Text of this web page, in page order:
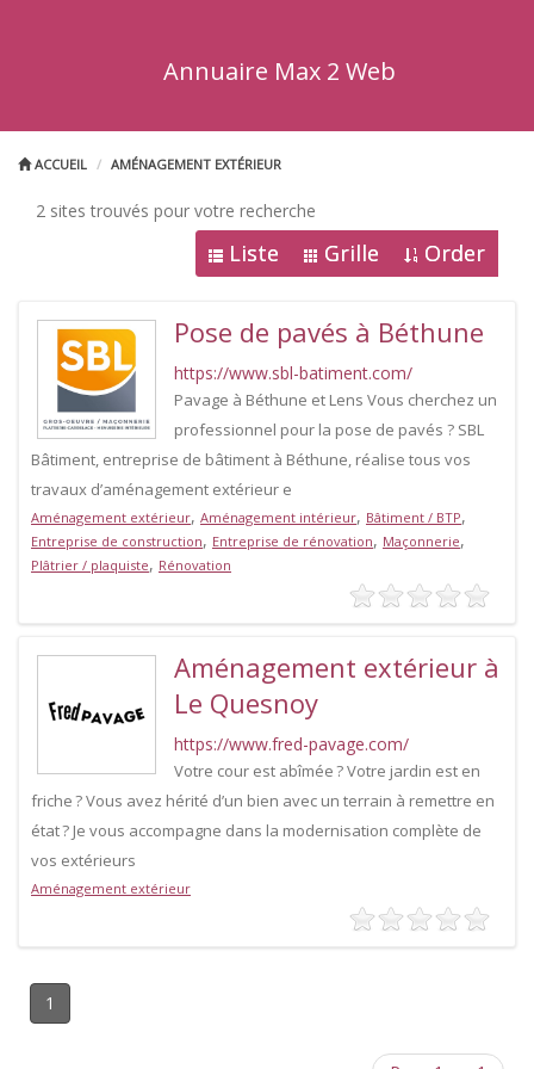
Annuaire Max 2 Web
ACCUEIL AMÉNAGEMENT EXTÉRIEUR
2 sites trouvés pour votre recherche
Liste Grille Order
Pose de pavés à Béthune
https://www.sbl-batiment.com/
Pavage à Béthune et Lens Vous cherchez un
professionnel pour la pose de pavés ? SBL
Bâtiment, entreprise de bâtiment à Béthune, réalise tous vos
travaux d’aménagement extérieur e
Aménagement extérieur, Aménagement intérieur, Bâtiment / BTP,
Entreprise de construction, Entreprise de rénovation, Maçonnerie,
Plâtrier / plaquiste, Rénovation
Aménagement extérieur à
Le Quesnoy
https://www.fred-pavage.com/
Votre cour est abîmée ? Votre jardin est en
friche ? Vous avez hérité d’un bien avec un terrain à remettre en
état ? Je vous accompagne dans la modernisation complète de
vos extérieurs
Aménagement extérieur
1